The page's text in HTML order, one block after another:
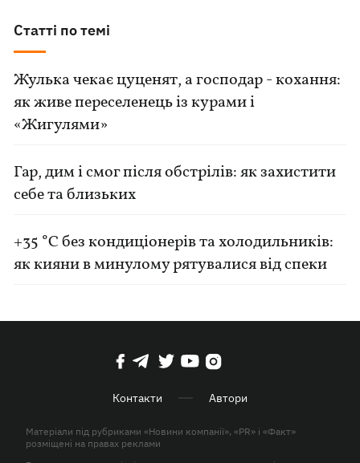
Статті по темі
Жулька чекає цуценят, а господар - кохання:
як живе переселенець із курами і
«Жигулями»
Гар, дим і смог після обстрілів: як захистити
себе та близьких
+35 °C без кондиціонерів та холодильників:
як кияни в минулому рятувалися від спеки
Контакти Автори
Матеріали під рубриками «Новини компанії», «PR» і «Факт»
розміщені на правах реклами